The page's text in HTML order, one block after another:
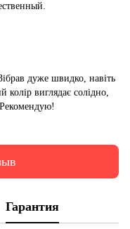
дуже швидко, навіть
колір виглядає солідно,
Гарантия